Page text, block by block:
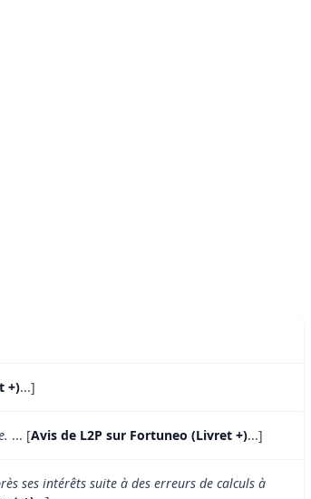
+)...]
... [Avis de L2P sur Fortuneo (Livret +)...]
ses intérêts suite à des erreurs de calculs à